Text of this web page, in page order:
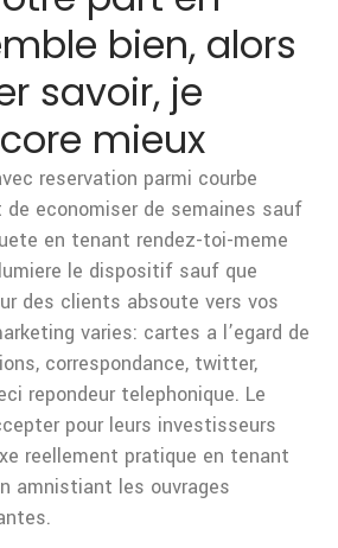
bien, alors
savoir, je
mieux
reservation parmi courbe
economiser de semaines sauf
en tenant rendez-toi-meme
le dispositif sauf que
des clients absoute vers vos
varies: cartes a l’egard de
correspondance, twitter,
repondeur telephonique. Le
pour leurs investisseurs
reellement pratique en tenant
amnistiant les ouvrages